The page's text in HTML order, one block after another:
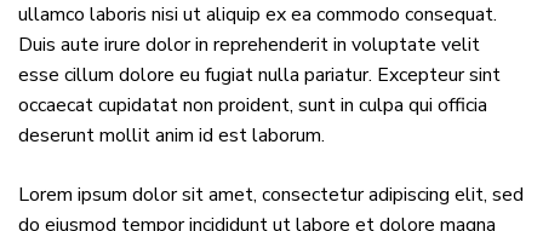
ullamco laboris nisi ut aliquip ex ea commodo consequat.
Duis aute irure dolor in reprehenderit in voluptate velit
esse cillum dolore eu fugiat nulla pariatur. Excepteur sint
occaecat cupidatat non proident, sunt in culpa qui officia
deserunt mollit anim id est laborum.
Lorem ipsum dolor sit amet, consectetur adipiscing elit, sed
do eiusmod tempor incididunt ut labore et dolore magna